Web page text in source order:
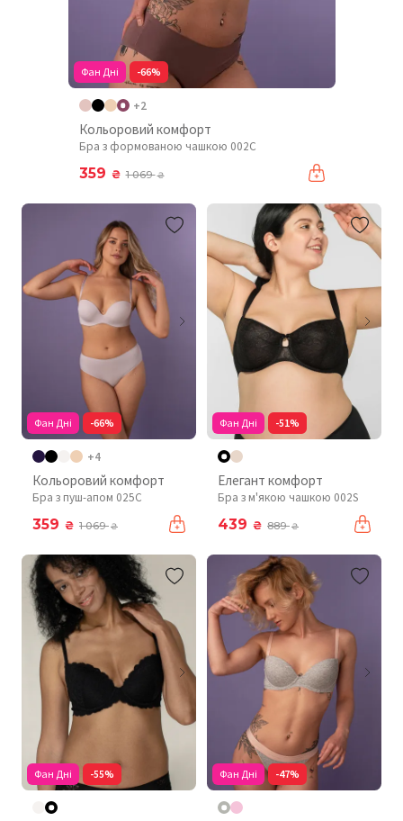
Фан Дні -66%
+2
Кольоровий комфорт
Бра з формованою чашкою 002C
359 ₴ 1 069₴
Фан Дні -66%
+4
Кольоровий комфорт
Бра з пуш-апом 025C
359 ₴ 1 069₴
Фан Дні -51%
Елегант комфорт
Бра з м'якою чашкою 002S
439 ₴ 889₴
Фан Дні -55% Фан Дні -47%